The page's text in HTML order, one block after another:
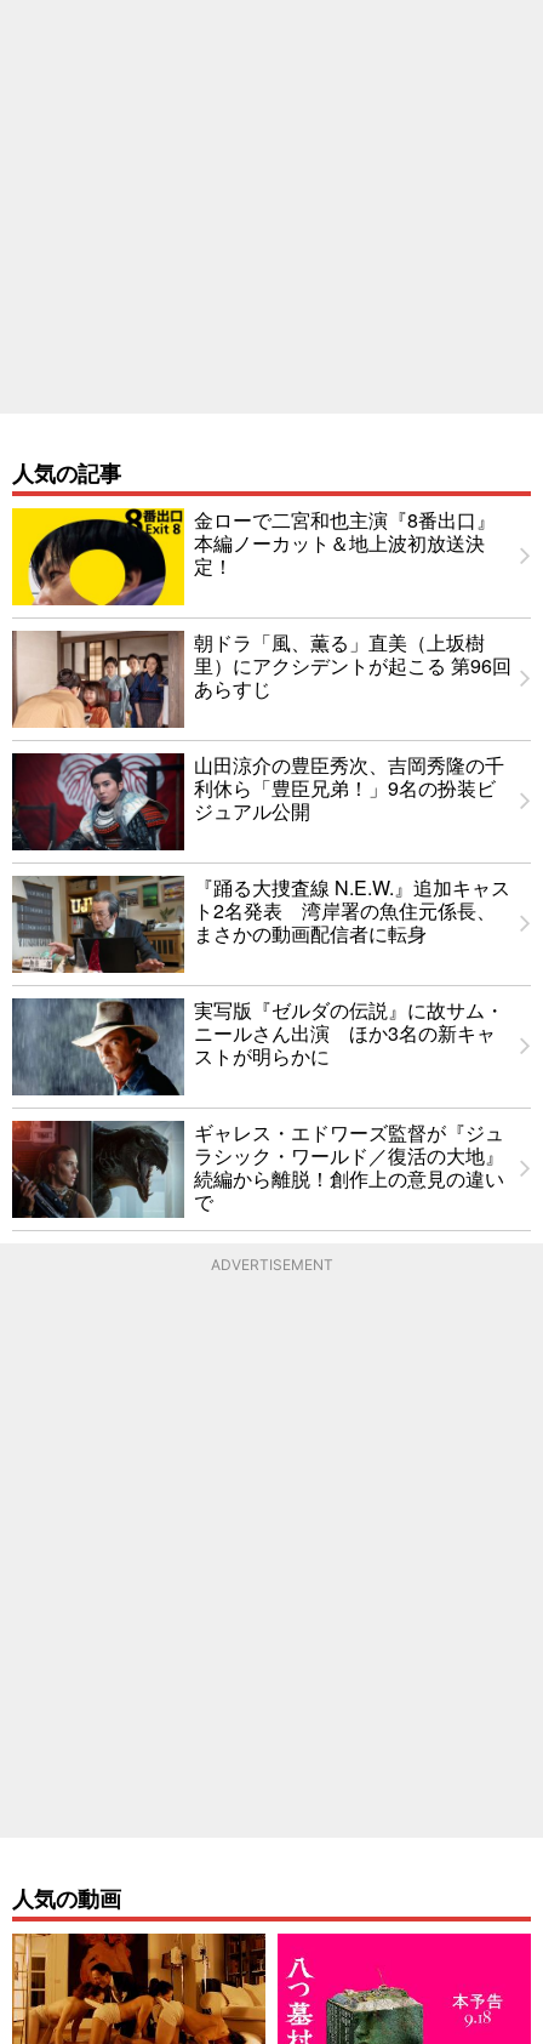
人気の記事
金ローで二宮和也主演『8番出口』
本編ノーカット＆地上波初放送決
定！
朝ドラ「風、薫る」直美（上坂樹
里）にアクシデントが起こる 第96回
あらすじ
山田涼介の豊臣秀次、吉岡秀隆の千
利休ら「豊臣兄弟！」9名の扮装ビ
ジュアル公開
『踊る大捜査線 N.E.W.』追加キャス
ト2名発表 湾岸署の魚住元係長、
まさかの動画配信者に転身
実写版『ゼルダの伝説』に故サム・
ニールさん出演 ほか3名の新キャ
ストが明らかに
ギャレス・エドワーズ監督が『ジュ
ラシック・ワールド／復活の大地』
続編から離脱！創作上の意見の違い
で
ADVERTISEMENT
人気の動画